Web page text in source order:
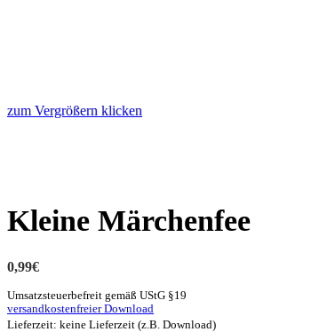
zum Vergrößern klicken
Kleine Märchenfee
0,99€
Umsatzsteuerbefreit gemäß UStG §19
versandkostenfreier Download
Lieferzeit: keine Lieferzeit (z.B. Download)